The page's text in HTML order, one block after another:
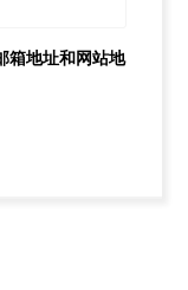
箱地址和网站地